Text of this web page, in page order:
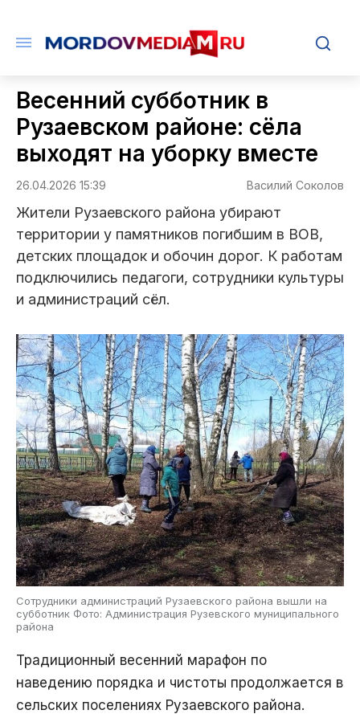
Весенний субботник в
Рузаевском районе: сёла
выходят на уборку вместе
26.04.2026 15:39 Василий Соколов
Жители Рузаевского района убирают
территории у памятников погибшим в ВОВ,
детских площадок и обочин дорог. К работам
подключились педагоги, сотрудники культуры
и администраций сёл.
Сотрудники администраций Рузаевского района вышли на
субботник Фото: Администрация Рузевского муниципального
района
Традиционный весенний марафон по
наведению порядка и чистоты продолжается в
сельских поселениях Рузаевского района.